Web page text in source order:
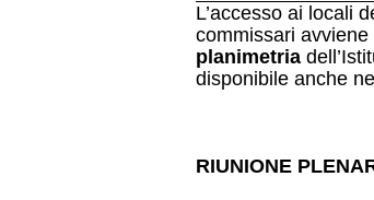
L’accesso ai locali
commissari avviene
planimetria
disponibile anche
RIUNIONE